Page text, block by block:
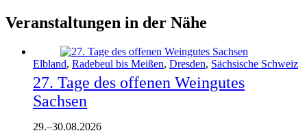
Veranstaltungen in der Nähe
Elbland, Radebeul bis Meißen, Dresden, Sächsische Schweiz
27. Tage des offenen Weingutes
Sachsen
29.–30.08.2026